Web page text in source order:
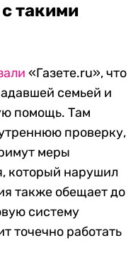
такими
«Газете.ru», что
семьей и
помощь. Там
проверку,
меры
который нарушил
также обещает до
систему
точечно работать